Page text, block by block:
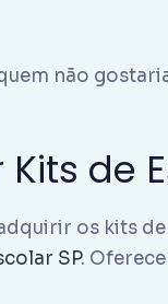
não
de
os kits
SP.